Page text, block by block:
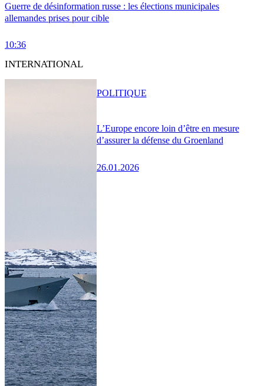
Guerre de désinformation russe : les élections municipales
allemandes prises pour cible
10:36
INTERNATIONAL
L’Europe encore loin d’être en mesure
d’assurer la défense du Groenland
26.01.2026
POLITIQUE